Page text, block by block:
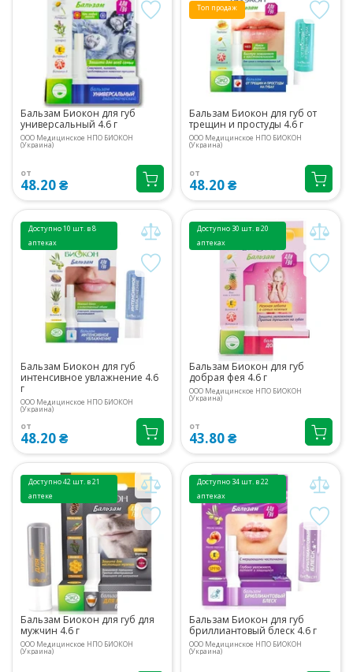
Бальзам Биокон для губ
универсальный 4.6 г
ООО Медицинское НПО БИОКОН
(Украина)
от
48.20 ₴
Топ продаж
Бальзам Биокон для губ от
трещин и простуды 4.6 г
ООО Медицинское НПО БИОКОН
(Украина)
от
48.20 ₴
Доступно 10 шт. в 8
аптеках
Бальзам Биокон для губ
интенсивное увлажнение 4.6
г
ООО Медицинское НПО БИОКОН
(Украина)
от
48.20 ₴
Доступно 30 шт. в 20
аптеках
Бальзам Биокон для губ
добрая фея 4.6 г
ООО Медицинское НПО БИОКОН
(Украина)
от
43.80 ₴
Доступно 42 шт. в 21
аптеке
Бальзам Биокон для губ для
мужчин 4.6 г
ООО Медицинское НПО БИОКОН
(Украина)
Доступно 34 шт. в 22
аптеках
Бальзам Биокон для губ
бриллиантовый блеск 4.6 г
ООО Медицинское НПО БИОКОН
(Украина)